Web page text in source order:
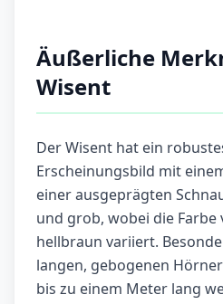
Äußerliche
Wisent
Der Wisent hat ein
Erscheinungsbild mit
einer ausgeprägten
und grob, wobei die
hellbraun variiert.
langen, gebogenen
bis zu einem Meter lang